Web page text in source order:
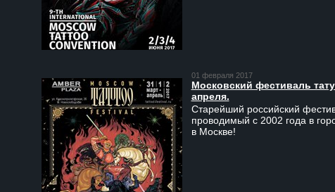
01 февраля 2017
Московский фестиваль
апреля.
Старейший российский
проводимый с 2002 года в
в Москве!